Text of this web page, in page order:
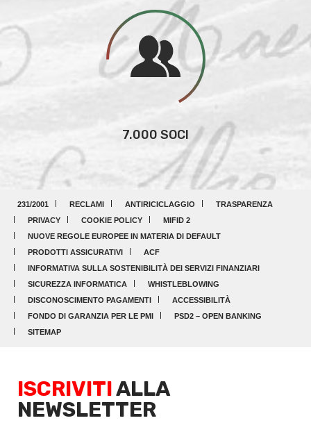
7.000 SOCI
231/2001 RECLAMI ANTIRICICLAGGIO
TRASPARENZA
PRIVACY
COOKIE POLICY
MIFID 2
NUOVE REGOLE EUROPEE IN MATERIA DI DEFAULT
PRODOTTI ASSICURATIVI
ACF
INFORMATIVA SULLA SOSTENIBILITÀ DEI SERVIZI FINANZIARI
SICUREZZA INFORMATICA
WHISTLEBLOWING
DISCONOSCIMENTO PAGAMENTI
ACCESSIBILITÀ
FONDO DI GARANZIA PER LE PMI
PSD2 – OPEN BANKING
SITEMAP
ISCRIVITIALLA
NEWSLETTER